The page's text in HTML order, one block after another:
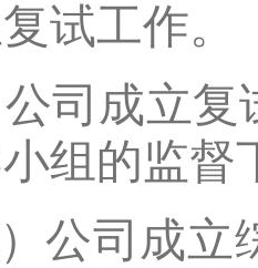
试工作。
公司成立
组的监督
公司成立